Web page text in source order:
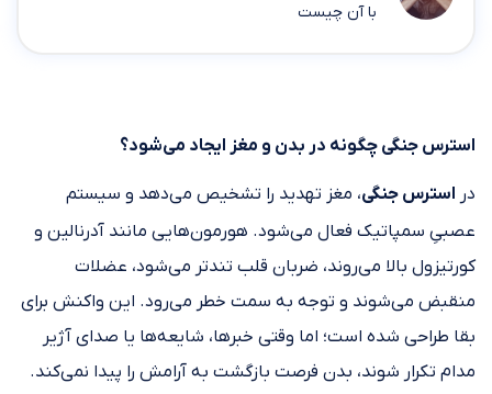
با آن چیست
استرس جنگی چگونه در بدن و مغز ایجاد می‌شود؟
در استرس جنگی، مغز تهدید را تشخیص می‌دهد و سیستم
عصبیِ سمپاتیک فعال می‌شود. هورمون‌هایی مانند آدرنالین و
کورتیزول بالا می‌روند، ضربان قلب تندتر می‌شود، عضلات
منقبض می‌شوند و توجه به سمت خطر می‌رود. این واکنش برای
بقا طراحی شده است؛ اما وقتی خبرها، شایعه‌ها یا صدای آژیر
مدام تکرار شوند، بدن فرصت بازگشت به آرامش را پیدا نمی‌کند.